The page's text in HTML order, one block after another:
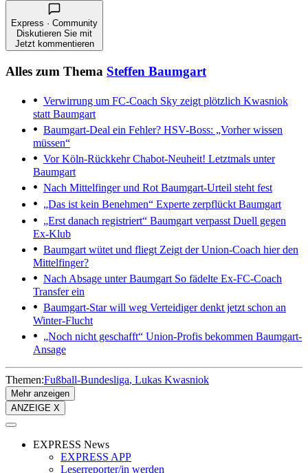
Express · Community
Diskutieren Sie mit
Jetzt kommentieren
Alles zum Thema Steffen Baumgart
Verwirrung um FC-Coach Sky zeigt plötzlich Kwasniok
statt Baumgart
Baumgart-Deal ein Fehler? HSV-Boss: „Vorher wissen
müssen“
Vor Köln-RückkehrChabot-Neuheit! Letztmals unter
Baumgart
Nach Mittelfinger und Rot Baumgart-Urteil steht fest
„Das ist kein Benehmen“ Experte zerpflückt Baumgart
„Erst danach registriert“ Baumgart verpasst Duell gegen
Ex-Klub
Baumgart wütet und fliegt Zeigt der Union-Coach hier den
Mittelfinger?
Nach Absage unter Baumgart So fädelte Ex-FC-Coach
Transfer ein
Baumgart-Star will weg Verteidiger denkt jetzt schon an
Winter-Flucht
„Noch nicht geschafft“ Union-Profis bekommen Baumgart-
Ansage
Themen:Fußball-Bundesliga Lukas Kwasniok
Mehr anzeigen
ANZEIGE X
EXPRESS News
EXPRESS APP
Leserreporter/in werden